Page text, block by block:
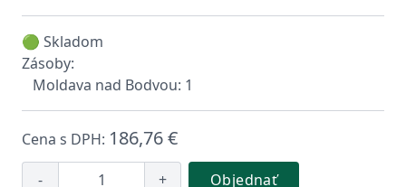
🟢 Skladom
Zásoby:
Moldava nad Bodvou: 1
Cena s DPH: 186,76 €
- + Objednať